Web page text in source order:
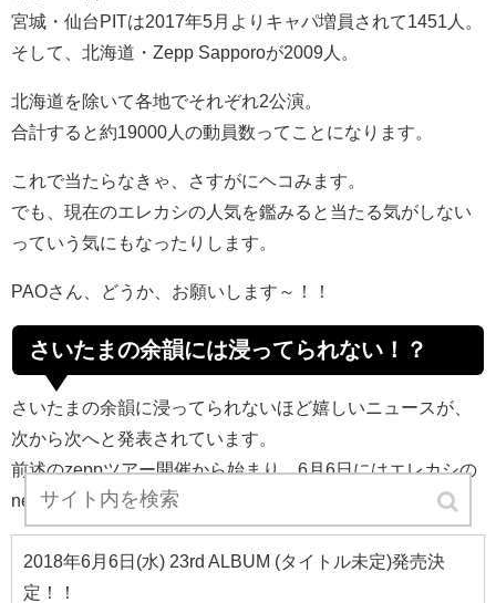
宮城・仙台PITは2017年5月よりキャパ増員されて1451人。
そして、北海道・Zepp Sapporoが2009人。
北海道を除いて各地でそれぞれ2公演。
合計すると約19000人の動員数ってことになります。
これで当たらなきゃ、さすがにヘコみます。
でも、現在のエレカシの人気を鑑みると当たる気がしない
っていう気にもなったりします。
PAOさん、どうか、お願いします～！！
さいたまの余韻には浸ってられない！？
さいたまの余韻に浸ってられないほど嬉しいニュースが、
次から次へと発表されています。
前述のzeppツアー開催から始まり、6月6日にはエレカシの
newアルバムリリースが決定しています。
2018年6月6日(水) 23rd ALBUM (タイトル未定)発売決
定！！